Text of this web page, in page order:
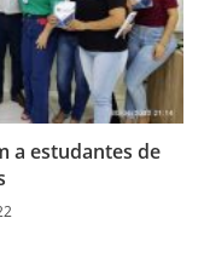
a estudantes de